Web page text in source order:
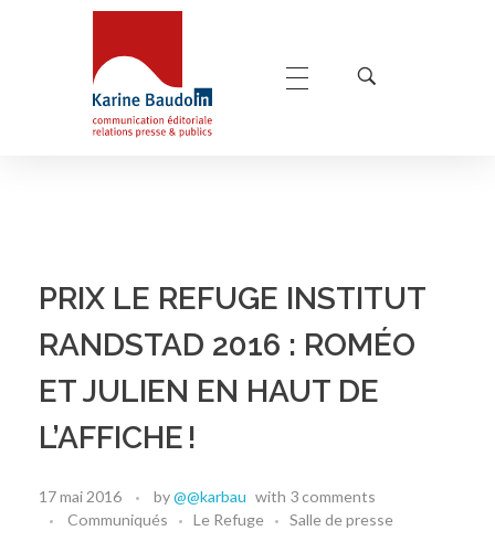
PRIX LE REFUGE INSTITUT
RANDSTAD 2016 : ROMÉO
ET JULIEN EN HAUT DE
L’AFFICHE !
17 mai 2016 by@@karbau with 3 comments
Communiqués
Le Refuge Salle de presse